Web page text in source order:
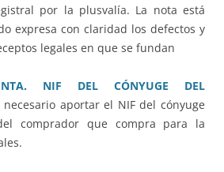
por la plusvalía. La nota está
expresa con claridad los defectos y
legales en que se fundan
NIF DEL CÓNYUGE DEL
necesario aportar el NIF del cónyuge
comprador que compra para la